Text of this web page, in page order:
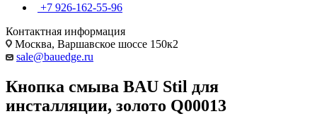
+7 926-162-55-96
Контактная информация
Москва, Варшавское шоссе 150к2
sale@bauedge.ru
Кнопка смыва BAU Stil для
инсталляции, золото Q00013